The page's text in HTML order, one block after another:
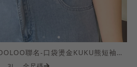
HOOLOOLOO聯名-口袋燙金KUKU熊短袖上衣